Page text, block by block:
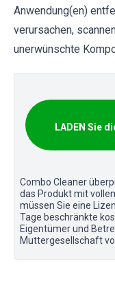
Anwendung(en)
verursachen,
unerwünschte
LADEN Sie
Combo Cleaner
das Produkt mit
müssen Sie eine
Tage beschränkte
Eigentümer und
Muttergesellschaft